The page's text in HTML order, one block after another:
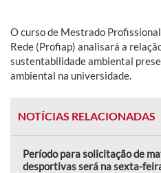
O curso de Mestrado
Rede (Profiap) analisará a
sustentabilidade ambiental
ambiental na universidade.
NOTÍCIAS RELACIONADAS
Período para solicitação de
desportivas será na sexta-